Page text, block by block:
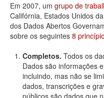
Em 2007, um grupo de
Califórnia, Estados Unidos
dos Dados Abertos
sobre os seguintes 8
Completos. Todos os
Dados são informações
incluindo, mas não se
dados, transcrições e
públicos são dados que